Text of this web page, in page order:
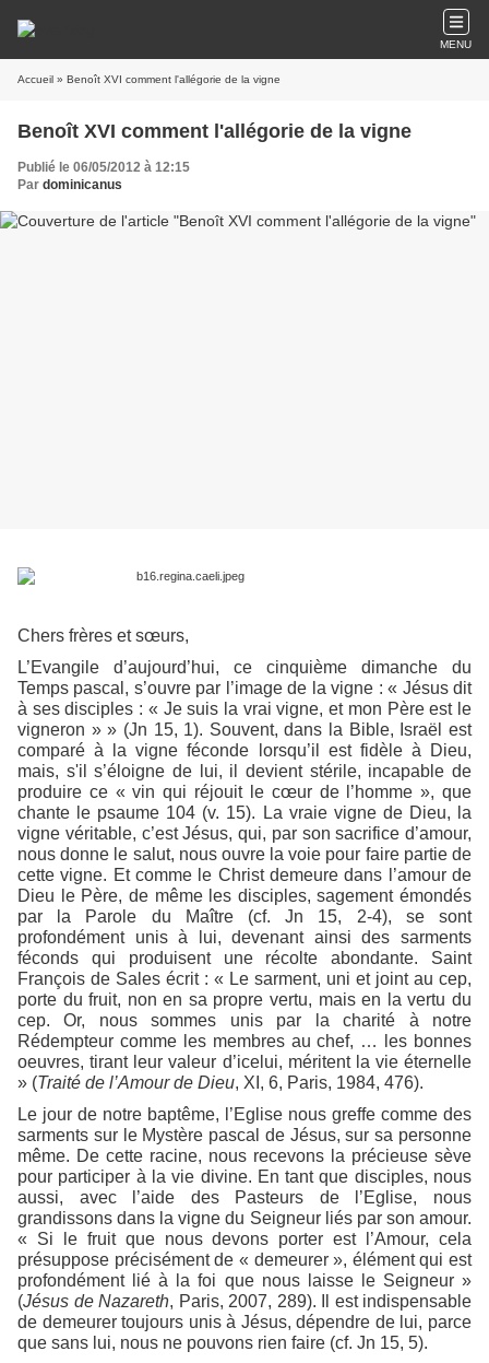
MENU
Accueil » Benoît XVI comment l'allégorie de la vigne
Benoît XVI comment l'allégorie de la vigne
Publié le 06/05/2012 à 12:15
Par dominicanus
Chers frères et sœurs,
L’Evangile d’aujourd’hui, ce cinquième dimanche du
Temps pascal, s’ouvre par l’image de la vigne : « Jésus dit
à ses disciples : « Je suis la vrai vigne, et mon Père est le
vigneron » » (Jn 15, 1). Souvent, dans la Bible, Israël est
comparé à la vigne féconde lorsqu’il est fidèle à Dieu,
mais, s'il s’éloigne de lui, il devient stérile, incapable de
produire ce « vin qui réjouit le cœur de l’homme », que
chante le psaume 104 (v. 15). La vraie vigne de Dieu, la
vigne véritable, c’est Jésus, qui, par son sacrifice d’amour,
nous donne le salut, nous ouvre la voie pour faire partie de
cette vigne. Et comme le Christ demeure dans l’amour de
Dieu le Père, de même les disciples, sagement émondés
par la Parole du Maître (cf. Jn 15, 2-4), se sont
profondément unis à lui, devenant ainsi des sarments
féconds qui produisent une récolte abondante. Saint
François de Sales écrit : « Le sarment, uni et joint au cep,
porte du fruit, non en sa propre vertu, mais en la vertu du
cep. Or, nous sommes unis par la charité à notre
Rédempteur comme les membres au chef, … les bonnes
oeuvres, tirant leur valeur d’icelui, méritent la vie éternelle
» (Traité de l’Amour de Dieu, XI, 6, Paris, 1984, 476).
Le jour de notre baptême, l’Eglise nous greffe comme des
sarments sur le Mystère pascal de Jésus, sur sa personne
même. De cette racine, nous recevons la précieuse sève
pour participer à la vie divine. En tant que disciples, nous
aussi, avec l’aide des Pasteurs de l’Eglise, nous
grandissons dans la vigne du Seigneur liés par son amour.
« Si le fruit que nous devons porter est l’Amour, cela
présuppose précisément de « demeurer », élément qui est
profondément lié à la foi que nous laisse le Seigneur »
(Jésus de Nazareth, Paris, 2007, 289). Il est indispensable
de demeurer toujours unis à Jésus, dépendre de lui, parce
que sans lui, nous ne pouvons rien faire (cf. Jn 15, 5).